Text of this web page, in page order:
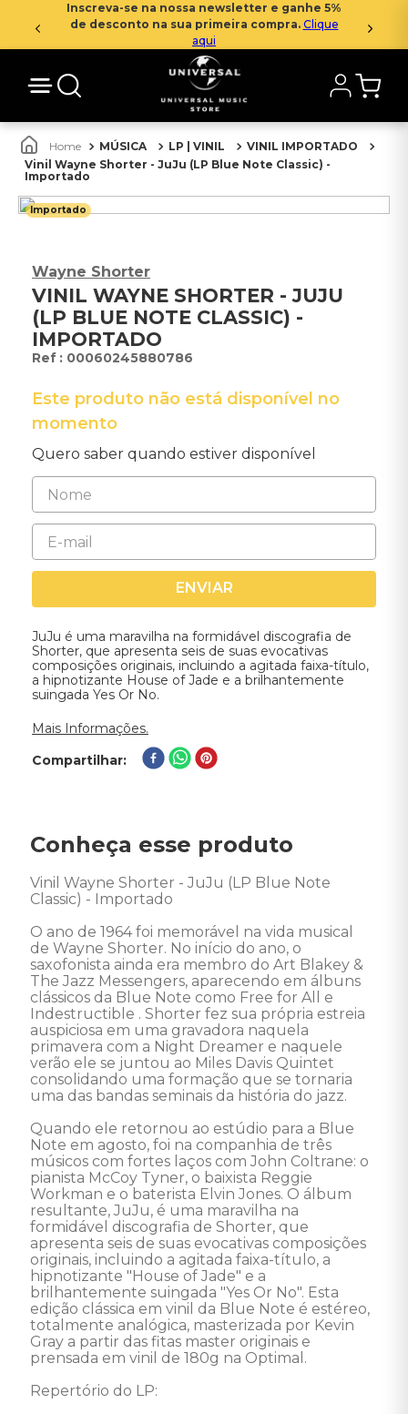
Inscreva-se na nossa newsletter e ganhe 5%
de desconto na sua primeira compra. Clique
aqui
MÚSICA LP | VINIL
VINIL IMPORTADO
Vinil Wayne Shorter - JuJu (LP Blue Note Classic) -
Importado
Importado
Wayne Shorter
VINIL WAYNE SHORTER - JUJU
(LP BLUE NOTE CLASSIC) -
IMPORTADO
: 00060245880786
Este produto não está disponível no
momento
Quero saber quando estiver disponível
ENVIAR
JuJu é uma maravilha na formidável discografia de
Shorter, que apresenta seis de suas evocativas
composições originais, incluindo a agitada faixa-título,
a hipnotizante House of Jade e a brilhantemente
suingada Yes Or No.
Mais Informações.
Compartilhar
Conheça esse produto
Vinil Wayne Shorter - JuJu (LP Blue Note
Classic) - Importado
O ano de 1964 foi memorável na vida musical
de Wayne Shorter. No início do ano, o
saxofonista ainda era membro do Art Blakey &
The Jazz Messengers, aparecendo em álbuns
clássicos da Blue Note como Free for All e
Indestructible . Shorter fez sua própria estreia
auspiciosa em uma gravadora naquela
primavera com a Night Dreamer e naquele
verão ele se juntou ao Miles Davis Quintet
consolidando uma formação que se tornaria
uma das bandas seminais da história do jazz.
Quando ele retornou ao estúdio para a Blue
Note em agosto, foi na companhia de três
músicos com fortes laços com John Coltrane: o
pianista McCoy Tyner, o baixista Reggie
Workman e o baterista Elvin Jones. O álbum
resultante, JuJu, é uma maravilha na
formidável discografia de Shorter, que
apresenta seis de suas evocativas composições
originais, incluindo a agitada faixa-título, a
hipnotizante "House of Jade" e a
brilhantemente suingada "Yes Or No". Esta
edição clássica em vinil da Blue Note é estéreo,
totalmente analógica, masterizada por Kevin
Gray a partir das fitas master originais e
prensada em vinil de 180g na Optimal.
Repertório do LP: